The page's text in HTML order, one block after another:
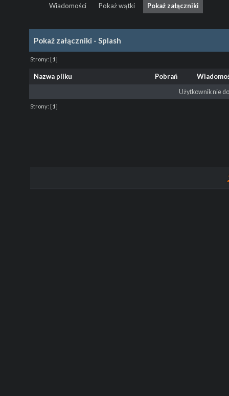
Wiadomości Pokaż wątki Pokaż załączniki
Pokaż załączniki - Splash
Strony: [1]
Nazwa pliku Pobrań
Użytkownik nie
Strony: [1]